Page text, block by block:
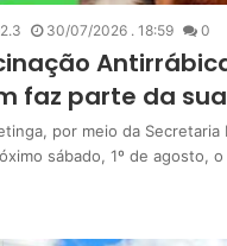
30/07/2026 . 18:59 0
faz parte da
por meio da Secretaria
sábado, 1º de agosto,